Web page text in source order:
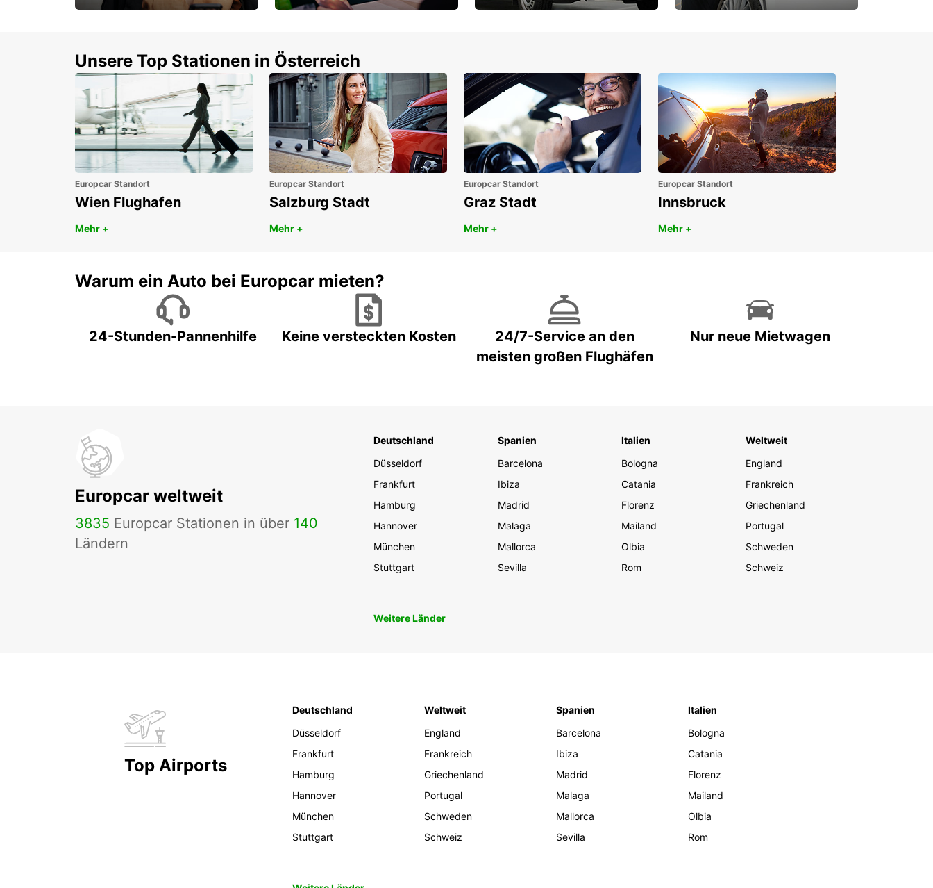
Unsere Top Stationen in Österreich
Europcar Standort
Wien Flughafen
Mehr +
Europcar Standort
Salzburg Stadt
Mehr +
Europcar Standort
Graz Stadt
Mehr +
Europcar Standort
Innsbruck
Mehr +
Warum ein Auto bei Europcar mieten?
24-Stunden-Pannenhilfe Keine versteckten Kosten
24/7-Service an den
meisten großen Flughäfen
Nur neue Mietwagen
Europcar weltweit
3835 Europcar Stationen in über 140
Ländern
Deutschland
Düsseldorf
Frankfurt
Hamburg
Hannover
München
Stuttgart
Spanien
Barcelona
Ibiza
Madrid
Malaga
Mallorca
Sevilla
Italien
Bologna
Catania
Florenz
Mailand
Olbia
Rom
Weltweit
England
Frankreich
Griechenland
Portugal
Schweden
Schweiz
Weitere Länder
Top Airports
Deutschland
Düsseldorf
Frankfurt
Hamburg
Hannover
München
Stuttgart
Weltweit
England
Frankreich
Griechenland
Portugal
Schweden
Schweiz
Spanien
Barcelona
Ibiza
Madrid
Malaga
Mallorca
Sevilla
Italien
Bologna
Catania
Florenz
Mailand
Olbia
Rom